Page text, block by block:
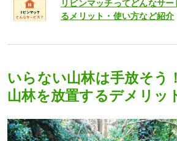
リビンマッチってどんなサ
るメリット・使い方など紹介
いらない山林は手放そ
山林を放置するデメリッ